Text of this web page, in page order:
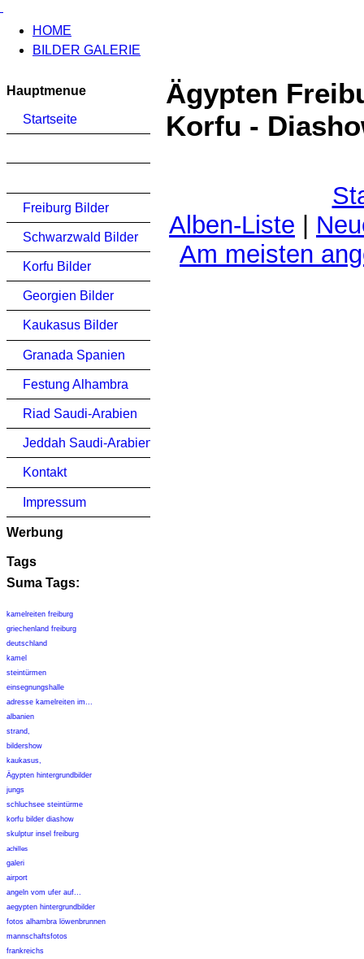
HOME
BILDER GALERIE
Hauptmenue
Startseite
Freiburg Bilder
Schwarzwald Bilder
Korfu Bilder
Georgien Bilder
Kaukasus Bilder
Granada Spanien
Festung Alhambra
Riad Saudi-Arabien
Jeddah Saudi-Arabien
Kontakt
Impressum
Werbung
Tags
Suma Tags:
kamelreiten freiburg
griechenland freiburg
deutschland
kamel
steintürmen
einsegnungshalle
adresse kamelreiten im...
albanien
strand,
bildershow
kaukasus,
Ägypten hintergrundbilder
jungs
schluchsee steintürme
korfu bilder diashow
skulptur insel freiburg
achilles
galeri
airport
angeln vom ufer auf...
aegypten hintergrundbilder
fotos alhambra löwenbrunnen
mannschaftsfotos
frankreichs
Ägypten
Korfu -
Alben-Liste
Am meisten